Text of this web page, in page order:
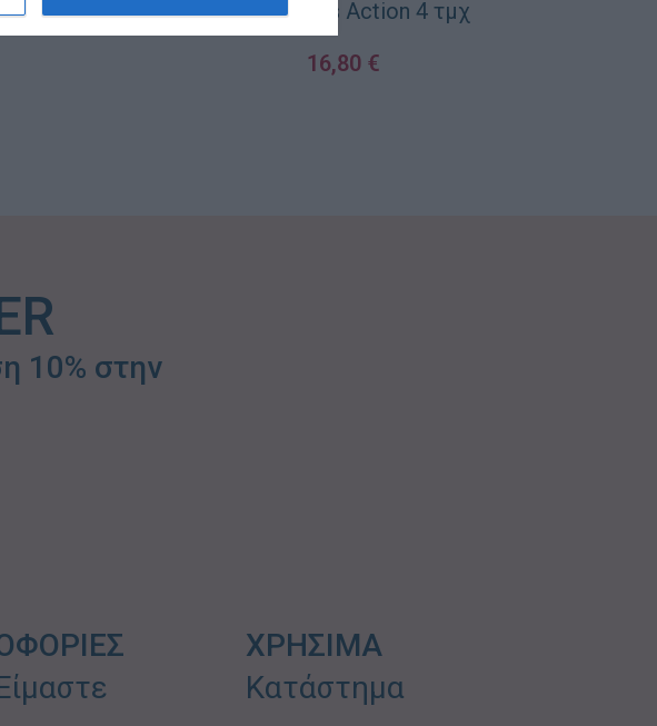
Oral-B Cross Action 4 τμχ
16,80 €
10% στην
ΧΡΗΣΙΜΑ
Κατάστημα